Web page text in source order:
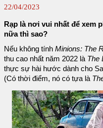
22/04/2023
Rạp là nơi vui nhất để xem
nữa thì sao?
Nếu không tính Minions: The
thu cao nhất năm 2022 là The
thực sự hài hước dành cho
(Có thời điểm, nó có tựa là